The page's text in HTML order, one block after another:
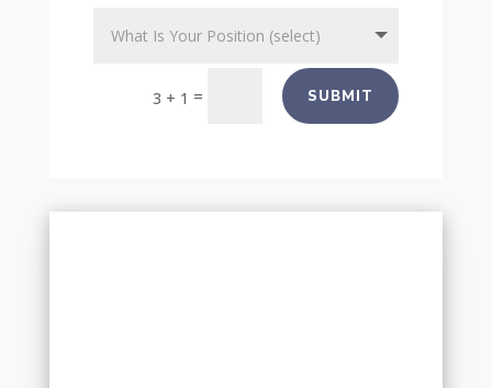
3 + 1 = SUBMIT